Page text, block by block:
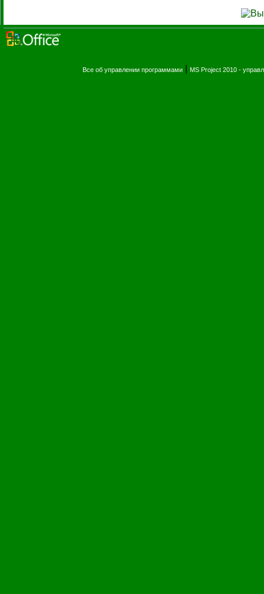
Все об управлении программами MS Project 2010 -